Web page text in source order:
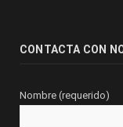
CONTACTA CON
Nombre (requerido)